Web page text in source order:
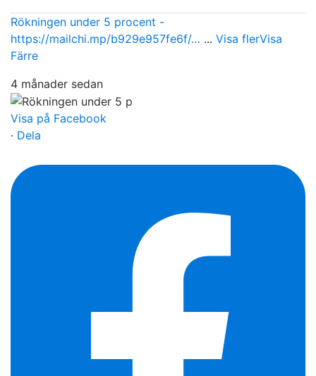
Rökningen under 5 procent -
https://mailchi.mp/b929e957fe6f/… ... Visa flerVisa
Färre
4 månader sedan
Visa på Facebook
· Dela